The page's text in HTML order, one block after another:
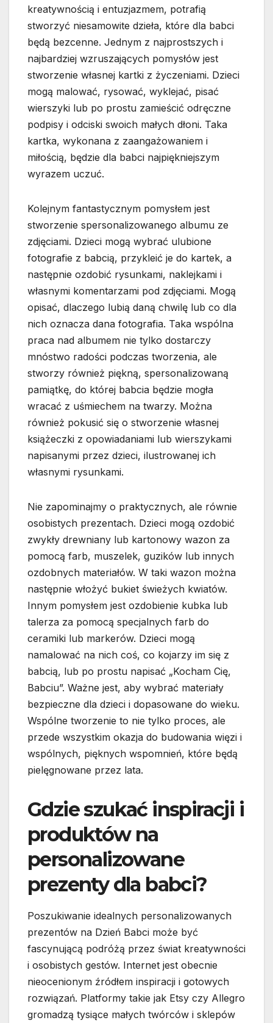
kreatywnością i entuzjazmem, potrafią
stworzyć niesamowite dzieła, które dla babci
będą bezcenne. Jednym z najprostszych i
najbardziej wzruszających pomysłów jest
stworzenie własnej kartki z życzeniami. Dzieci
mogą malować, rysować, wyklejać, pisać
wierszyki lub po prostu zamieścić odręczne
podpisy i odciski swoich małych dłoni. Taka
kartka, wykonana z zaangażowaniem i
miłością, będzie dla babci najpiękniejszym
wyrazem uczuć.
Kolejnym fantastycznym pomysłem jest
stworzenie spersonalizowanego albumu ze
zdjęciami. Dzieci mogą wybrać ulubione
fotografie z babcią, przykleić je do kartek, a
następnie ozdobić rysunkami, naklejkami i
własnymi komentarzami pod zdjęciami. Mogą
opisać, dlaczego lubią daną chwilę lub co dla
nich oznacza dana fotografia. Taka wspólna
praca nad albumem nie tylko dostarczy
mnóstwo radości podczas tworzenia, ale
stworzy również piękną, spersonalizowaną
pamiątkę, do której babcia będzie mogła
wracać z uśmiechem na twarzy. Można
również pokusić się o stworzenie własnej
książeczki z opowiadaniami lub wierszykami
napisanymi przez dzieci, ilustrowanej ich
własnymi rysunkami.
Nie zapominajmy o praktycznych, ale równie
osobistych prezentach. Dzieci mogą ozdobić
zwykły drewniany lub kartonowy wazon za
pomocą farb, muszelek, guzików lub innych
ozdobnych materiałów. W taki wazon można
następnie włożyć bukiet świeżych kwiatów.
Innym pomysłem jest ozdobienie kubka lub
talerza za pomocą specjalnych farb do
ceramiki lub markerów. Dzieci mogą
namalować na nich coś, co kojarzy im się z
babcią, lub po prostu napisać „Kocham Cię,
Babciu”. Ważne jest, aby wybrać materiały
bezpieczne dla dzieci i dopasowane do wieku.
Wspólne tworzenie to nie tylko proces, ale
przede wszystkim okazja do budowania więzi i
wspólnych, pięknych wspomnień, które będą
pielęgnowane przez lata.
Gdzie szukać inspiracji i
produktów na
personalizowane
prezenty dla babci?
Poszukiwanie idealnych personalizowanych
prezentów na Dzień Babci może być
fascynującą podróżą przez świat kreatywności
i osobistych gestów. Internet jest obecnie
nieocenionym źródłem inspiracji i gotowych
rozwiązań. Platformy takie jak Etsy czy Allegro
gromadzą tysiące małych twórców i sklepów